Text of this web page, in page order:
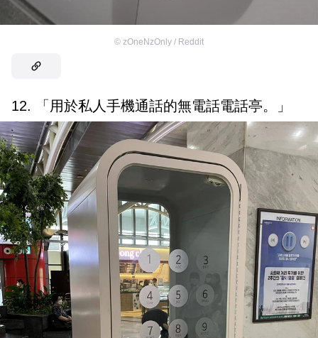
© zOneNzOnly / Reddit
12. 「用於私人手機通話的無電話電話亭。」